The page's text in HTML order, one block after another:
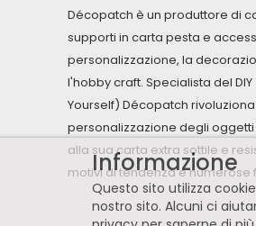
Décopatch è un produttore di
supporti in carta pesta e
personalizzazione, la
l'hobby craft. Specialista del DIY
Yourself) Décopatch
personalizzazione degli
alla sua carta extra sottile e
motivi di tendenza e numerose
Informazione
Questo sito utilizza
nostro sito. Alcuni ci